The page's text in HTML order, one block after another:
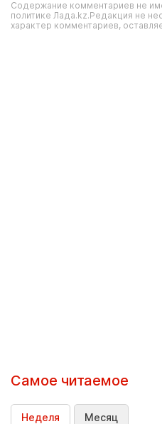
Содержание комментариев не
политике Лада.kz.Редакция не
характер комментариев,
Самое читаемое
Неделя Месяц